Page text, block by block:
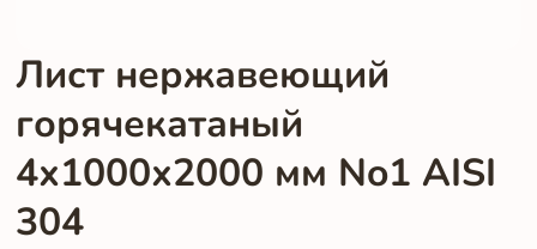
Лист нержавеющий
горячекатаный
4х1000х2000 мм No1 AISI
304